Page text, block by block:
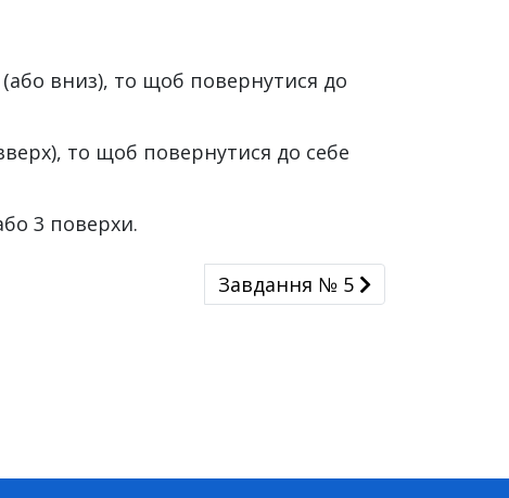
вниз), то щоб повернутися до
то щоб повернутися до себе
3 поверхи.
Завдання № 5
Завдання № 5